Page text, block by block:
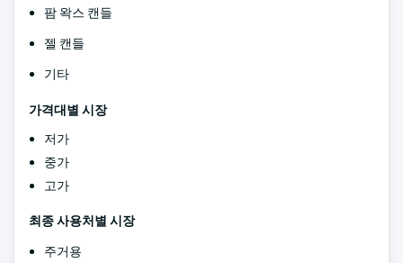
팜 왁스 캔들
젤 캔들
기타
가격대별 시장
저가
중가
고가
최종 사용처별 시장
주거용